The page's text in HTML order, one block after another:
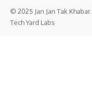
© 2025 Jan Jan Tak
Tech Yard Labs